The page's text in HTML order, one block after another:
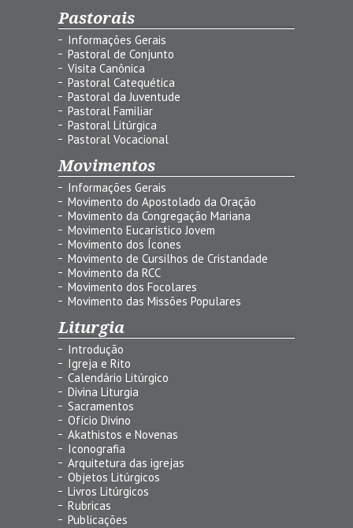
Pastorais
Informações Gerais
Pastoral de Conjunto
Visita Canônica
Pastoral Catequética
Pastoral da Juventude
Pastoral Familiar
Pastoral Litúrgica
Pastoral Vocacional
Movimentos
Informações Gerais
Movimento do Apostolado da Oração
Movimento da Congregação Mariana
Movimento Eucarístico Jovem
Movimento dos Ícones
Movimento de Cursilhos de Cristandade
Movimento da RCC
Movimento dos Focolares
Movimento das Missões Populares
Liturgia
Introdução
Igreja e Rito
Calendário Litúrgico
Divina Liturgia
Sacramentos
Ofício Divino
Akathistos e Novenas
Iconografia
Arquitetura das igrejas
Objetos Litúrgicos
Livros Litúrgicos
Rubricas
Publicações